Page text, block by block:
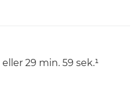
29 min. 59 sek.¹